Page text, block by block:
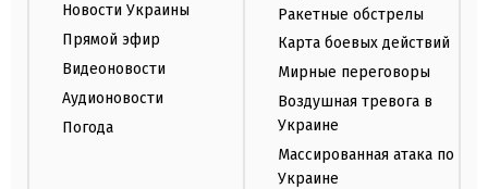
Новости Украины
Прямой эфир
Видеоновости
Аудионовости
Погода
Ракетные обстрелы
Карта боевых действий
Мирные переговоры
Воздушная тревога в
Украине
Массированная атака по
Украине